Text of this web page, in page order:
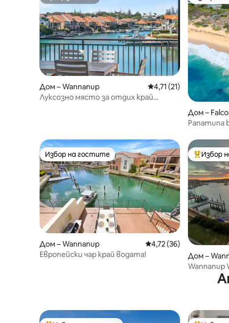
Дом – Wannanup Средна оценка: 4,71
4,71 (21)
Луксозно място за отдих край
Дом –
Panamuna
Избор на гостите
Избор на гостите
Дом – Wannanup Средна оценка: 4,72
4,72 (36)
Европейски чар край водата!
Най-Избор
Дом –
Wannanup